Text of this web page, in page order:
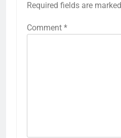
Required fields are marked
Comment *